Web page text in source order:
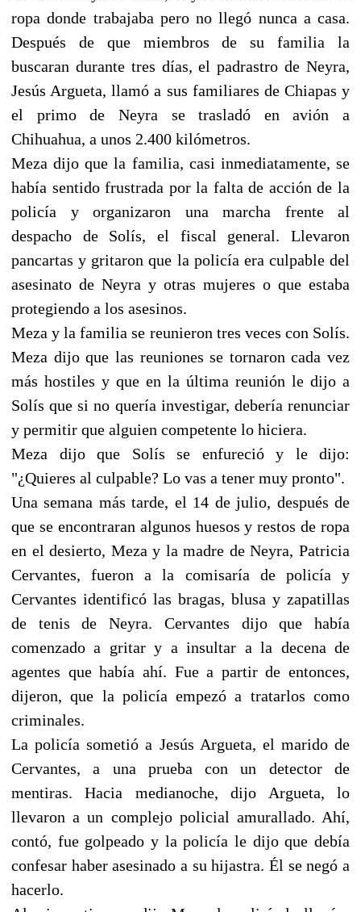
ropa donde trabajaba pero no llegó nunca a casa.
Después de que miembros de su familia la
buscaran durante tres días, el padrastro de Neyra,
Jesús Argueta, llamó a sus familiares de Chiapas y
el primo de Neyra se trasladó en avión a
Chihuahua, a unos 2.400 kilómetros.
Meza dijo que la familia, casi inmediatamente, se
había sentido frustrada por la falta de acción de la
policía y organizaron una marcha frente al
despacho de Solís, el fiscal general. Llevaron
pancartas y gritaron que la policía era culpable del
asesinato de Neyra y otras mujeres o que estaba
protegiendo a los asesinos.
Meza y la familia se reunieron tres veces con Solís.
Meza dijo que las reuniones se tornaron cada vez
más hostiles y que en la última reunión le dijo a
Solís que si no quería investigar, debería renunciar
y permitir que alguien competente lo hiciera.
Meza dijo que Solís se enfureció y le dijo:
"¿Quieres al culpable? Lo vas a tener muy pronto".
Una semana más tarde, el 14 de julio, después de
que se encontraran algunos huesos y restos de ropa
en el desierto, Meza y la madre de Neyra, Patricia
Cervantes, fueron a la comisaría de policía y
Cervantes identificó las bragas, blusa y zapatillas
de tenis de Neyra. Cervantes dijo que había
comenzado a gritar y a insultar a la decena de
agentes que había ahí. Fue a partir de entonces,
dijeron, que la policía empezó a tratarlos como
criminales.
La policía sometió a Jesús Argueta, el marido de
Cervantes, a una prueba con un detector de
mentiras. Hacia medianoche, dijo Argueta, lo
llevaron a un complejo policial amurallado. Ahí,
contó, fue golpeado y la policía le dijo que debía
confesar haber asesinado a su hijastra. Él se negó a
hacerlo.